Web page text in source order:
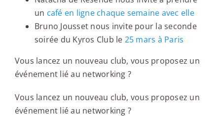
un café en ligne chaque semaine avec elle
Bruno Jousset nous invite pour la seconde
soirée du Kyros Club le 25 mars à Paris
Vous lancez un nouveau club, vous proposez un
événement lié au networking ?
Vous lancez un nouveau club, vous proposez un
événement lié au networking ?